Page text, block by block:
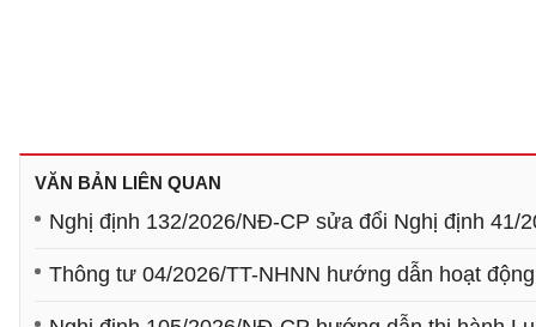
VĂN BẢN LIÊN QUAN
Nghị định 132/2026/NĐ-CP sửa đổi Nghị định
Thông tư 04/2026/TT-NHNN hướng dẫn hoạt